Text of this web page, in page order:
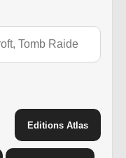
Editions Atlas